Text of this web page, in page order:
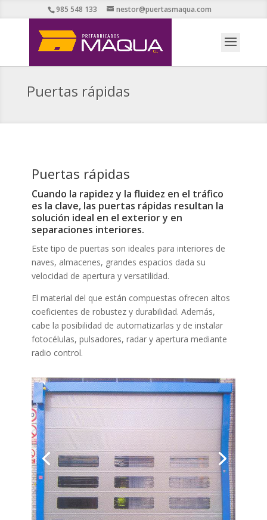
985 548 133 nestor@puertasmaqua.com
Puertas rápidas
Puertas rápidas
Cuando la rapidez y la fluidez en el tráfico
es la clave, las puertas rápidas resultan la
solución ideal en el exterior y en
separaciones interiores.
Este tipo de puertas son ideales para interiores de
naves, almacenes, grandes espacios dada su
velocidad de apertura y versatilidad.
El material del que están compuestas ofrecen altos
coeficientes de robustez y durabilidad. Además,
cabe la posibilidad de automatizarlas y de instalar
fotocélulas, pulsadores, radar y apertura mediante
radio control.